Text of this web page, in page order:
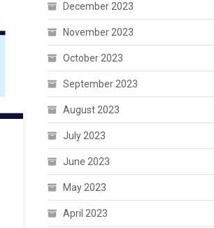
December 2023
November 2023
October 2023
September 2023
August 2023
July 2023
June 2023
May 2023
April 2023